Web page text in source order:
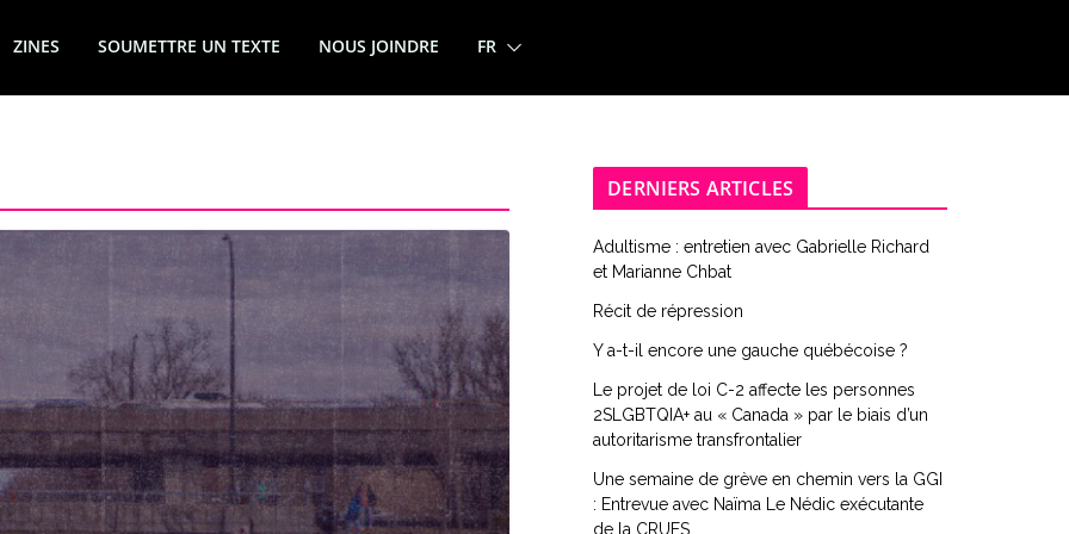
ZINES SOUMETTRE UN TEXTE NOUS JOINDRE FR
DERNIERS ARTICLES
Adultisme : entretien avec Gabrielle Richard
et Marianne Chbat
Récit de répression
Y a-t-il encore une gauche québécoise ?
Le projet de loi C-2 affecte les personnes
2SLGBTQIA+ au « Canada » par le biais d’un
autoritarisme transfrontalier
Une semaine de grève en chemin vers la GGI
: Entrevue avec Naïma Le Nédic exécutante
de la CRUES